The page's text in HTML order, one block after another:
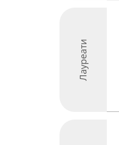
Лауреати